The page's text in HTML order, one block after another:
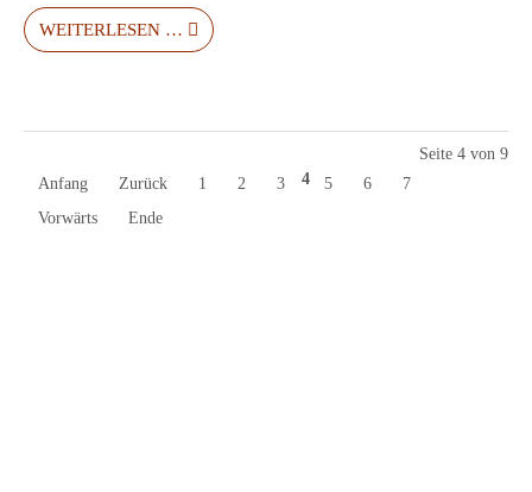
WEITERLESEN …
Seite 4 von 9
Anfang
Zurück 1 2 3 4 5 6
7
Vorwärts
Ende